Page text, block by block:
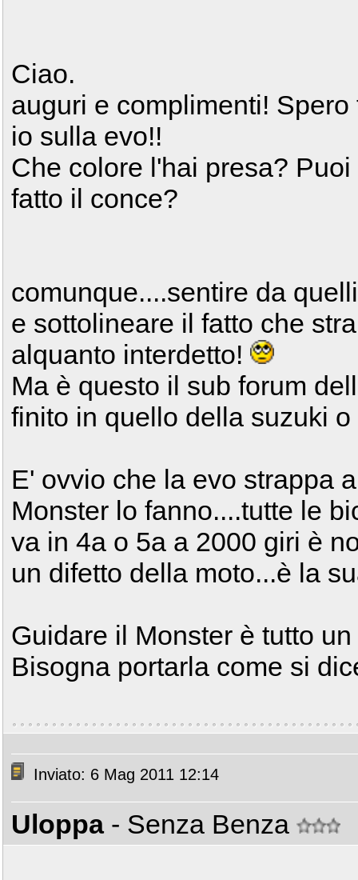
Ciao.
auguri e complimenti!
io sulla evo!!
Che colore l'hai presa?
fatto il conce?
comunque....sentire da
e sottolineare il fatto che
alquanto interdetto!
Ma è questo il sub forum
finito in quello della suzuki
E' ovvio che la evo strappa
Monster lo fanno....tutte le
va in 4a o 5a a 2000 giri è
un difetto della moto...è la
Guidare il Monster è tutto
Bisogna portarla come si
Inviato: 6 Mag 2011 12:14
Uloppa - Senza Benza